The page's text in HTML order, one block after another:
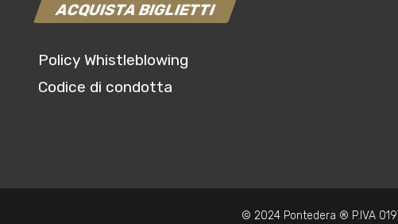
ACQUISTA BIGLIETTI
Policy Whistleblowing
Codice di condotta
© 2024 Pontedera ® P.IVA